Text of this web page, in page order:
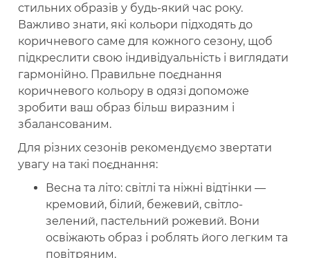
стильних образів у будь-який час року.
Важливо знати, які кольори підходять до
коричневого саме для кожного сезону, щоб
підкреслити свою індивідуальність і виглядати
гармонійно. Правильне поєднання
коричневого кольору в одязі допоможе
зробити ваш образ більш виразним і
збалансованим.
Для різних сезонів рекомендуємо звертати
увагу на такі поєднання:
Весна та літо: світлі та ніжні відтінки —
кремовий, білий, бежевий, світло-
зелений, пастельний рожевий. Вони
освіжають образ і роблять його легким та
повітряним.